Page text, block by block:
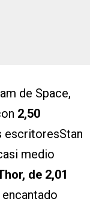
de Space,
2,50
escritoresStan
medio
de 2,01